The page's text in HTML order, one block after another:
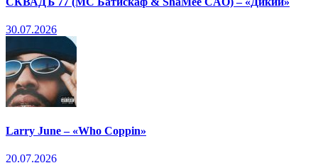
30.07.2026
Larry June – «Who Coppin»
20.07.2026